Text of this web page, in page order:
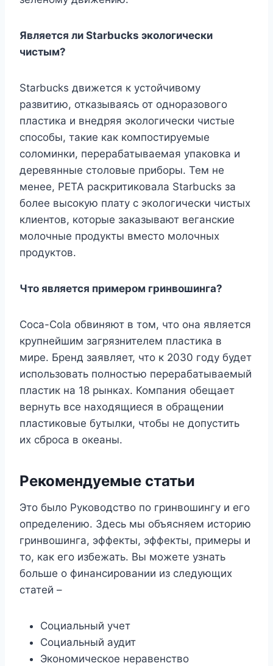
Является ли Starbucks экологически
чистым?
Starbucks движется к устойчивому
развитию, отказываясь от одноразового
пластика и внедряя экологически чистые
способы, такие как компостируемые
соломинки, перерабатываемая упаковка и
деревянные столовые приборы. Тем не
менее, PETA раскритиковала Starbucks за
более высокую плату с экологически чистых
клиентов, которые заказывают веганские
молочные продукты вместо молочных
продуктов.
Что является примером гринвошинга?
Coca-Cola обвиняют в том, что она является
крупнейшим загрязнителем пластика в
мире. Бренд заявляет, что к 2030 году будет
использовать полностью перерабатываемый
пластик на 18 рынках. Компания обещает
вернуть все находящиеся в обращении
пластиковые бутылки, чтобы не допустить
их сброса в океаны.
Рекомендуемые статьи
Это было Руководство по гринвошингу и его
определению. Здесь мы объясняем историю
гринвошинга, эффекты, эффекты, примеры и
то, как его избежать. Вы можете узнать
больше о финансировании из следующих
статей –
Социальный учет
Социальный аудит
Экономическое неравенство